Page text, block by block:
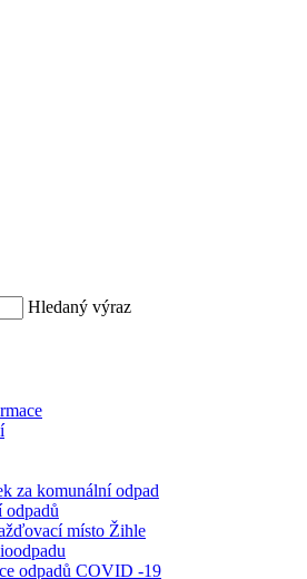
Hledaný výraz
za komunální odpad
odpadů
místo Žihle
odpadů COVID -19